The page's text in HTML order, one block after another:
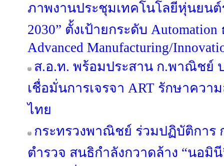
ภาพงานประชุมเทคโนโลยีหุ่นยนต์
2030” ตั้งเป้ายกระดับ
Advanced Manufacturing/
ส.อ.ท. พร้อมประสาน ก.พาณิชย์
เชื่อมั่นการเจรจา ART รักษาคว
ไทย
กระทรวงพาณิชย์ ร่วมปฏิบัติการ
ตำรวจ สนธิกำลังกวาดล้าง “นอมิ